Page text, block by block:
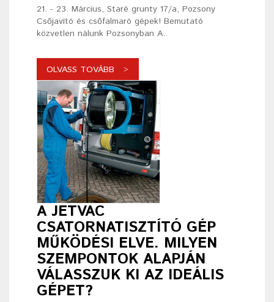
21. - 23. Március, Staré grunty 17/a, Pozsony
Csőjavító és csőfalmaró gépek! Bemutató
közvetlen nálunk Pozsonyban A..
OLVASS TOVÁBB
A JETVAC
CSATORNATISZTÍTÓ GÉP
MŰKÖDÉSI ELVE. MILYEN
SZEMPONTOK ALAPJÁN
VÁLASSZUK KI AZ IDEÁLIS
GÉPET?